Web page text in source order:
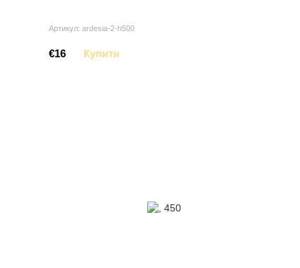
Артикул: ardesia-2-h500
€16 Купити